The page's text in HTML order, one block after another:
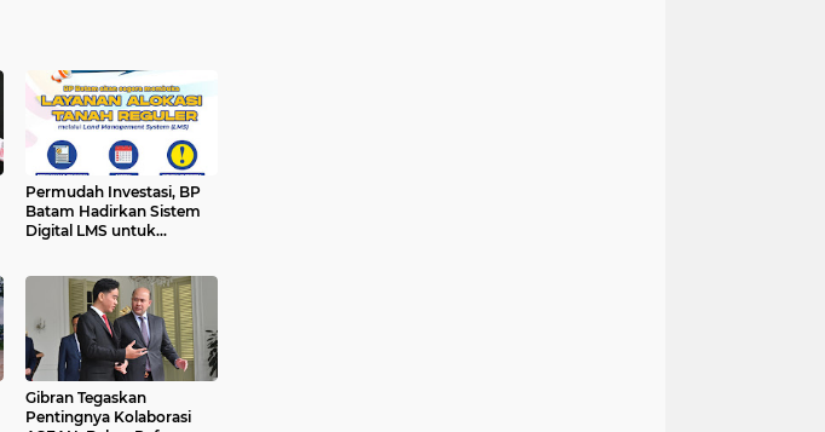
Permudah Investasi, BP
Batam Hadirkan Sistem
Digital LMS untuk
Gibran Tegaskan
Pentingnya Kolaborasi